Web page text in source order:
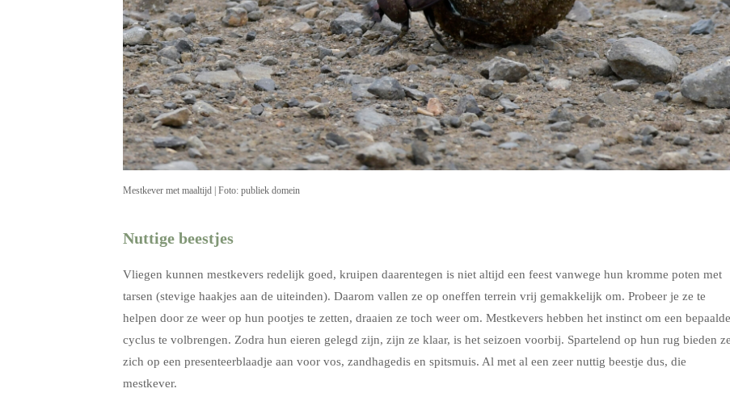
Mestkever met maaltijd | Foto: publiek domein
Nuttige beestjes
Vliegen kunnen mestkevers redelijk goed, kruipen daarentegen is niet altijd een feest vanwege hun kromme poten met
tarsen (stevige haakjes aan de uiteinden). Daarom vallen ze op oneffen terrein vrij gemakkelijk om. Probeer je ze te
helpen door ze weer op hun pootjes te zetten, draaien ze toch weer om. Mestkevers hebben het instinct om een bepaalde
cyclus te volbrengen. Zodra hun eieren gelegd zijn, zijn ze klaar, is het seizoen voorbij. Spartelend op hun rug bieden ze
zich op een presenteerblaadje aan voor vos, zandhagedis en spitsmuis. Al met al een zeer nuttig beestje dus, die
mestkever.